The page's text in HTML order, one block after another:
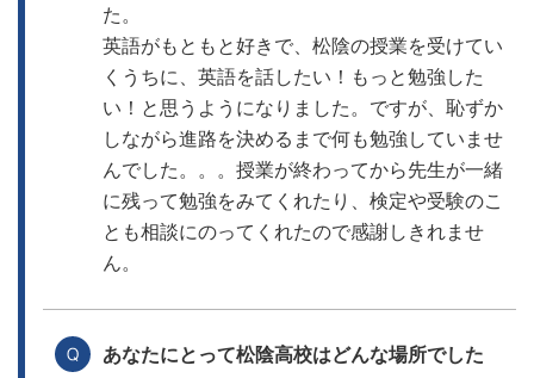
た。
英語がもともと好きで、松陰の授業を受けてい
くうちに、英語を話したい！もっと勉強した
い！と思うようになりました。ですが、恥ずか
しながら進路を決めるまで何も勉強していませ
んでした。。。授業が終わってから先生が一緒
に残って勉強をみてくれたり、検定や受験のこ
とも相談にのってくれたので感謝しきれませ
ん。
あなたにとって松陰高校はどんな場所でした